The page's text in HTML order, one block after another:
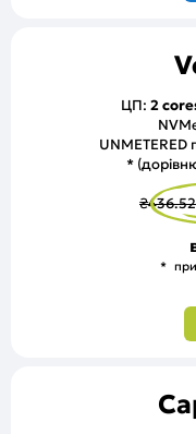
ЦП: 2
UNMETERED
*
₴436.52